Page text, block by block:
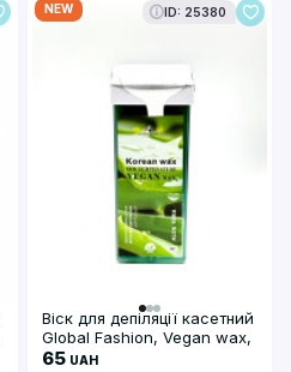
NEW ID: 25380
Віск для депіляції касетний
Global Fashion, Vegan wax,
100мл, Aloe vera
65 UAH